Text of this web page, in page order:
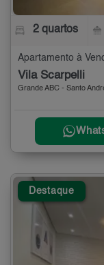
2 quartos
Apartamento à
Vila Scarpelli
Grande ABC - Santo
Destaque